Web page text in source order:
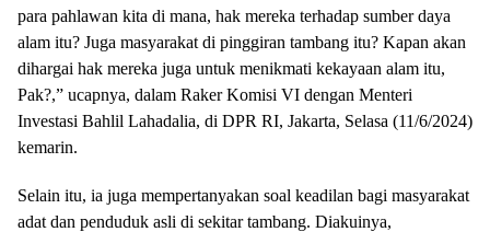
para pahlawan kita di mana, hak mereka terhadap sumber daya
alam itu? Juga masyarakat di pinggiran tambang itu? Kapan akan
dihargai hak mereka juga untuk menikmati kekayaan alam itu,
Pak?,” ucapnya, dalam Raker Komisi VI dengan Menteri
Investasi Bahlil Lahadalia, di DPR RI, Jakarta, Selasa (11/6/2024)
kemarin.
Selain itu, ia juga mempertanyakan soal keadilan bagi masyarakat
adat dan penduduk asli di sekitar tambang. Diakuinya,